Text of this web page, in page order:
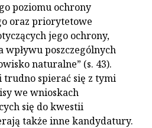
poziomu ochrony
oraz priorytetowe
jego ochrony,
wpływu poszczególnych
naturalne” (s. 43).
spierać się z tymi
we wnioskach
się do kwestii
także inne kandydatury.